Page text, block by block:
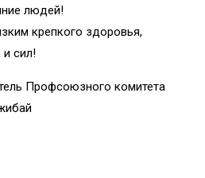
людей!
крепкого здоровья,
и сил!
Профсоюзного комитета